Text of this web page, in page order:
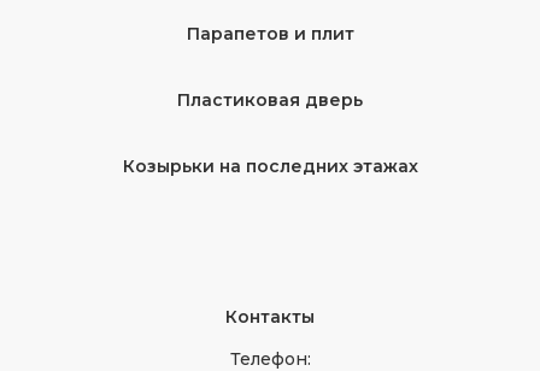
Парапетов и плит
Пластиковая дверь
Козырьки на последних этажах
Контакты
Телефон: